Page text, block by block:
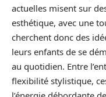
actuelles misent sur
esthétique, avec une
cherchent donc des
leurs enfants de se
au quotidien. Entre
flexibilité stylistique,